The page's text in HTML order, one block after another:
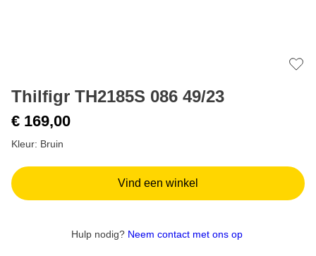
Thilfigr TH2185S 086 49/23
€ 169,00
Kleur: Bruin
Vind een winkel
Hulp nodig? Neem contact met ons op